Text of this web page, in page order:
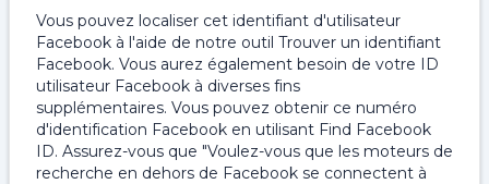
Vous pouvez localiser cet identifiant d'utilisateur
Facebook à l'aide de notre outil Trouver un identifiant
Facebook. Vous aurez également besoin de votre ID
utilisateur Facebook à diverses fins
supplémentaires. Vous pouvez obtenir ce numéro
d'identification Facebook en utilisant Find Facebook
ID. Assurez-vous que "Voulez-vous que les moteurs de
recherche en dehors de Facebook se connectent à